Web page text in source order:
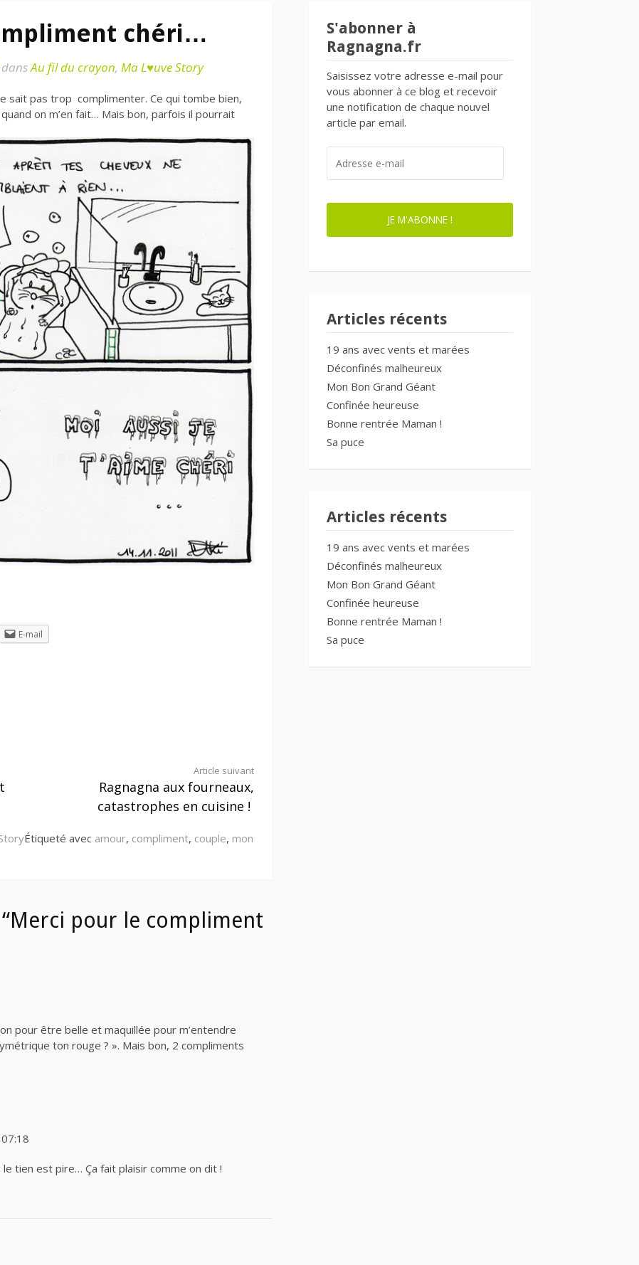
chéri…
dansAu fil du crayon, Ma L♥uve Story
sait pas trop complimenter. Ce qui tombe bien,
on m’en fait… Mais bon, parfois il pourrait
E-mail
Article suivant
Ragnagna aux fourneaux,
catastrophes en cuisine !
Étiqueté avec amour, compliment, couple, mon
pour le compliment
pour être belle et maquillée pour m’entendre
ton rouge ? ». Mais bon, 2 compliments
tien est pire… Ça fait plaisir comme on dit !
S'abonner à
Ragnagna.fr
Saisissez votre adresse e-mail pour
vous abonner à ce blog et recevoir
une notification de chaque nouvel
article par email.
MAIL
JE M'ABONNE !
Articles récents
19 ans avec vents et marées
Déconfinés malheureux
Mon Bon Grand Géant
Confinée heureuse
Bonne rentrée Maman !
Sa puce
Articles récents
19 ans avec vents et marées
Déconfinés malheureux
Mon Bon Grand Géant
Confinée heureuse
Bonne rentrée Maman !
Sa puce